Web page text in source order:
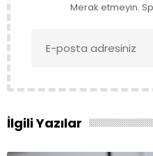
Merak etmeyin.
İlgili Yazılar